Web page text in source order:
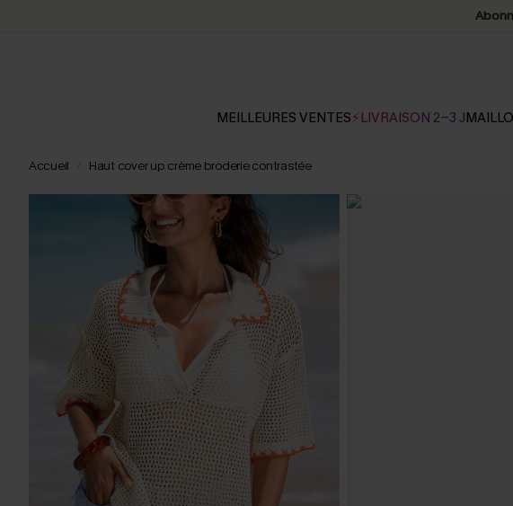
MEILLEURES VENTES⚡LIVRAISON 2-3 J
Accueil Haut cover up crème broderie contrastée